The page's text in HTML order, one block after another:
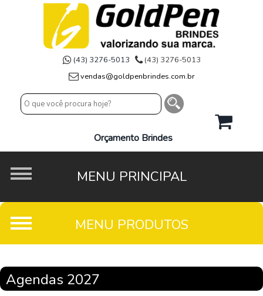
(43) 3276-5013
(43) 3276-5013
vendas@goldpenbrindes.com.br
Orçamento Brindes
Agendas 2027